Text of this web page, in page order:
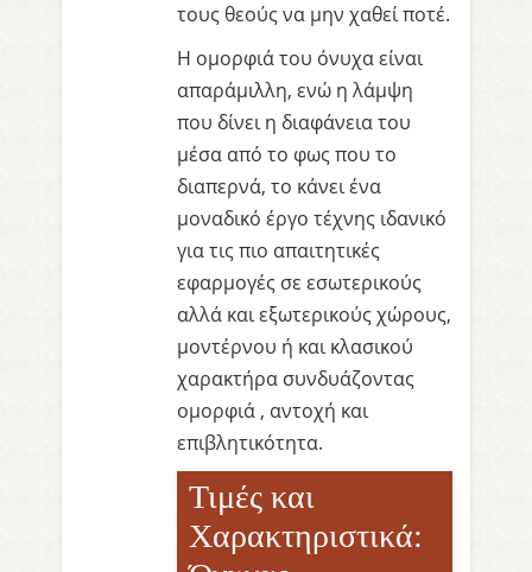
τους θεούς να μην χαθεί ποτέ.
Η ομορφιά του όνυχα είναι
απαράμιλλη, ενώ η λάμψη
που δίνει η διαφάνεια του
μέσα από το φως που το
διαπερνά, το κάνει ένα
μοναδικό έργο τέχνης ιδανικό
για τις πιο απαιτητικές
εφαρμογές σε εσωτερικούς
αλλά και εξωτερικούς χώρους,
μοντέρνου ή και κλασικού
χαρακτήρα συνδυάζοντας
ομορφιά , αντοχή και
επιβλητικότητα.
Τιμές και
Χαρακτηριστικά: